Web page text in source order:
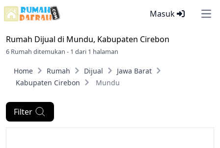
Masuk
Rumah Dijual di Mundu, Kabupaten Cirebon
6 Rumah ditemukan - 1 dari 1 halaman
Home Rumah Dijual
Jawa Barat
Kabupaten Cirebon
Mundu
Filter